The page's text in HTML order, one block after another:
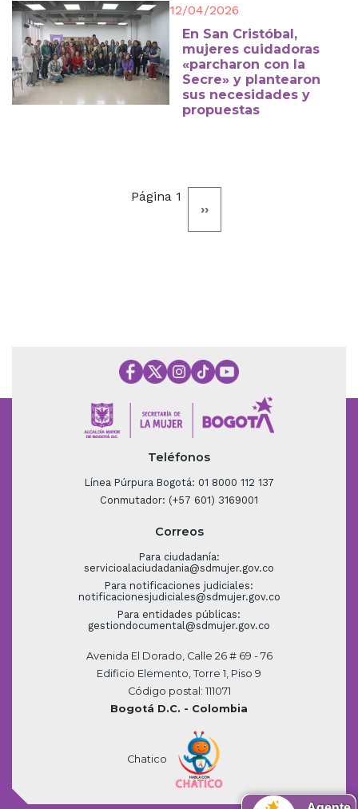
12/04/2026
En San Cristóbal,
mujeres cuidadoras
«parcharon con la
Secre» y plantearon
sus necesidades y
propuestas
Página 1
Siguiente
página
››
Teléfonos
Línea Púrpura Bogotá: 01 8000 112 137
Conmutador: (+57 601) 3169001
Correos
Para ciudadanía:
servicioalaciudadania@sdmujer.gov.co
Para notificaciones judiciales:
notificacionesjudiciales@sdmujer.gov.co
Para entidades públicas:
gestiondocumental@sdmujer.gov.co
Avenida El Dorado, Calle 26 # 69 - 76
Edificio Elemento, Torre 1, Piso 9
Código postal: 111071
Bogotá D.C. - Colombia
Chatico